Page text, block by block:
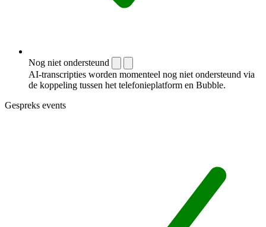
Nog niet ondersteund
AI-transcripties worden momenteel nog niet ondersteund via
de koppeling tussen het telefonieplatform en Bubble.
Gespreks events